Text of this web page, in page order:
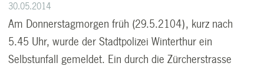
30.05.2014
Am Donnerstagmorgen früh (29.5.2104), kurz nach
5.45 Uhr, wurde der Stadtpolizei Winterthur ein
Selbstunfall gemeldet. Ein durch die Zürcherstrasse